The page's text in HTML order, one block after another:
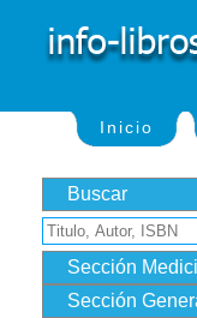
Inicio
Buscar
Sección
Sección